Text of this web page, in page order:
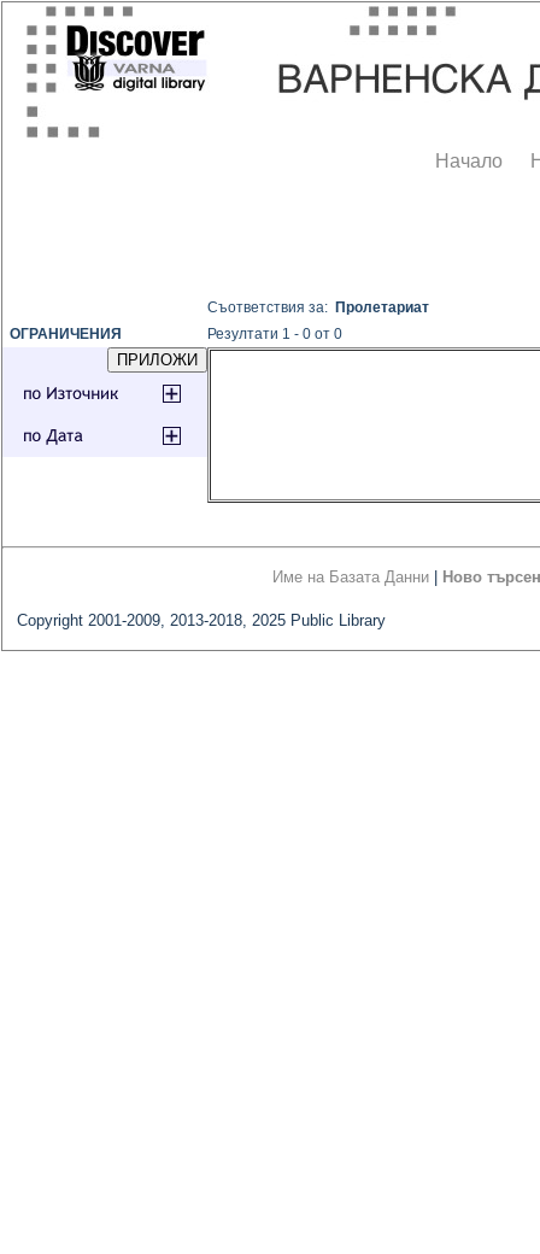
Начало
ОГРАНИЧЕНИЯ
Съответствия за: Пролетариат
Резултати 1 - 0 от 0
Име на Базата Данни Ново
Copyright 2001-2009, 2013-2018, 2025 Public Library